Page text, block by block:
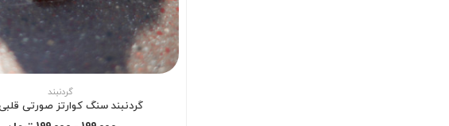
گردنبند
گردنبند سنگ کوارتز صورتی